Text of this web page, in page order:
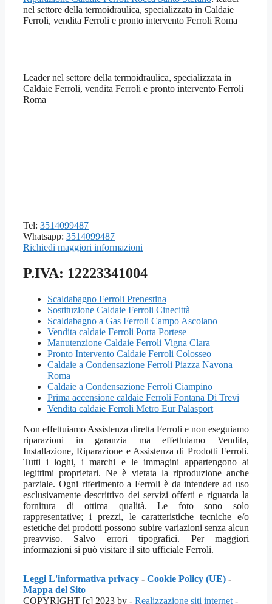
nel settore della termoidraulica, specializzata in Caldaie
Ferroli, vendita Ferroli e pronto intervento Ferroli Roma
Leader nel settore della termoidraulica, specializzata in
Caldaie Ferroli, vendita Ferroli e pronto intervento Ferroli
Roma
Tel: 3514099487
Whatsapp: 3514099487
Richiedi maggiori informazioni
P.IVA: 12223341004
Scaldabagno Ferroli Prenestina
Sostituzione Caldaie Ferroli Cinecittà
Scaldabagno a Gas Ferroli Campo Ascolano
Vendita caldaie Ferroli Porta Portese
Manutenzione Caldaie Ferroli Vigna Clara
Pronto Intervento Caldaie Ferroli Colosseo
Caldaie a Condensazione Ferroli Piazza Navona
Roma
Caldaie a Condensazione Ferroli Ciampino
Prima accensione caldaie Ferroli Fontana Di Trevi
Vendita caldaie Ferroli Metro Eur Palasport
Non effettuiamo Assistenza diretta Ferroli e non eseguiamo
riparazioni in garanzia ma effettuiamo Vendita,
Installazione, Riparazione e Assistenza di Prodotti Ferroli.
Tutti i loghi, i marchi e le immagini appartengono ai
legittimi proprietari. Ne è vietata la riproduzione anche
parziale. Ogni riferimento a Ferroli è da intendere ad uso
esclusivamente descrittivo dei servizi offerti e riguarda la
fornitura di ottima qualità. Le foto sono solo
rappresentative; i prezzi, le caratteristiche tecniche e/o
estetiche dei prodotti possono subire variazioni senza alcun
preavviso. Salvo errori tipografici. Per maggiori
informazioni si può visitare il sito ufficiale Ferroli.
Leggi L'informativa privacy - Cookie Policy (UE) -
Mappa del Sito
COPYRIGHT [c] 2023 by - Realizzazione siti internet -